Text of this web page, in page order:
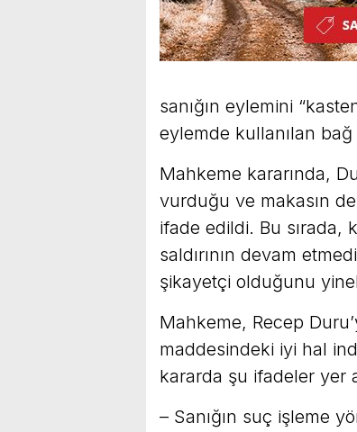
sanığın eylemini
eylemde kullanılan
Mahkeme kararında,
vurduğu ve makasın
ifade edildi. Bu sırada,
saldırının devam
şikayetçi olduğunu
Mahkeme, Recep
maddesindeki iyi hal
kararda şu ifadeler yer
– Sanığın suç işleme